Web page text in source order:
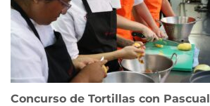
Concurso de Tortillas con Pascual